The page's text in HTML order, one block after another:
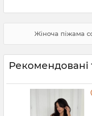
Жіноча піжама
Рекомендовані